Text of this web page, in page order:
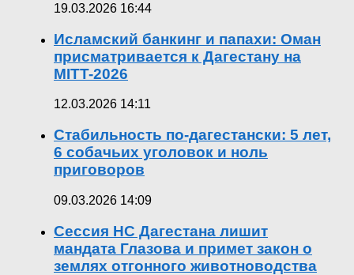
19.03.2026 16:44
Исламский банкинг и папахи: Оман
присматривается к Дагестану на
MITT-2026
12.03.2026 14:11
Стабильность по-дагестански: 5 лет,
6 собачьих уголовок и ноль
приговоров
09.03.2026 14:09
Сессия НС Дагестана лишит
мандата Глазова и примет закон о
землях отгонного животноводства